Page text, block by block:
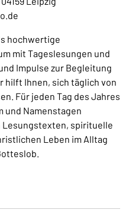
hochwertige
mit Tageslesungen und
Impulse zur Begleitung
hilft Ihnen, sich täglich von
Für jeden Tag des Jahres
und Namenstagen
Lesungstexten, spirituelle
Leben im Alltag